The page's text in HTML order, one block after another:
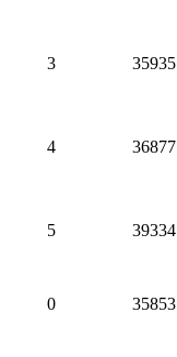
3 35935
4 36877
5 39334
0 35853